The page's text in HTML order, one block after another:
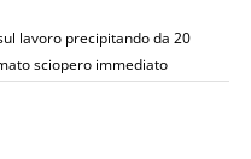
lavoro precipitando da 20
sciopero immediato